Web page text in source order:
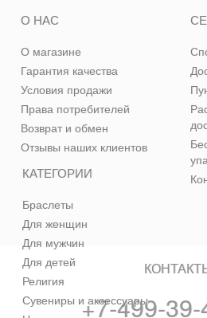
КАТЕГОРИИ
Браслеты
Для женщин
Для мужчин
Для детей
Религия
Сувениры и аксессуары
О НАС
О магазине
Гарантия качества
Условия продажи
Права потребителей
Возврат и обмен
Отзывы наших клиентов
+7-499-